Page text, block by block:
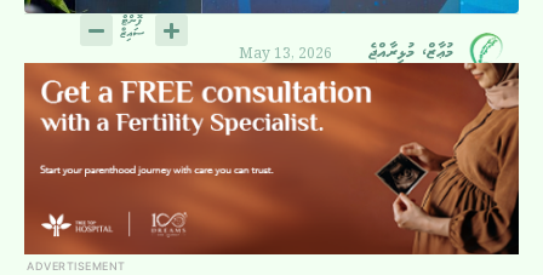
މުޢާޒް، މުޅިރާއްޖެ May 13, 2026
ADVERTISEMENT